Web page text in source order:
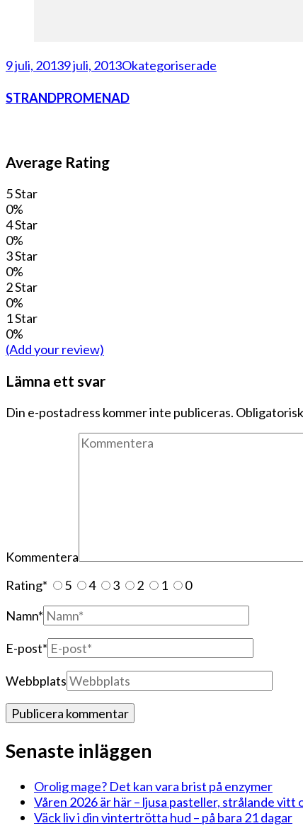
9 juli, 20139 juli, 2013Okategoriserade
STRANDPROMENAD
Average Rating
5 Star
0%
4 Star
0%
3 Star
0%
2 Star
0%
1 Star
0%
(Add your review)
Lämna ett svar
Din e-postadress kommer inte publiceras.
Kommentera
Rating* 5 4 3 2 1
0
Namn*
E-post*
Webbplats
Senaste inläggen
Orolig mage? Det kan vara brist på enzymer
Våren 2026 är här – ljusa pasteller, strålande vitt
Väck liv i din vintertrötta hud – på bara 21 dagar